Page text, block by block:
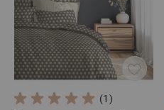
(1)